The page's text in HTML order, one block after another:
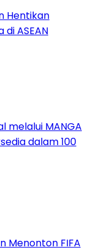
Hentikan
ASEAN
melalui MANGA
dalam 100
Menonton FIFA